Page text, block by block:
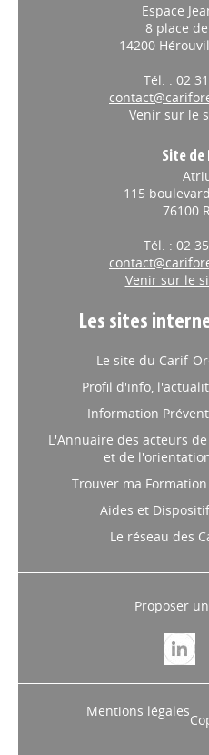
Espace
8 place
14200
Tél. : 02
Venir sur le
Site de
115
76100
Tél. : 02
Venir sur le
Les sites
Le site du Carif-
Profil d'info,
Information
L'Annuaire des acteurs
et de
Trouver ma
Aides et
Le réseau des
Proposer
Mentions légales